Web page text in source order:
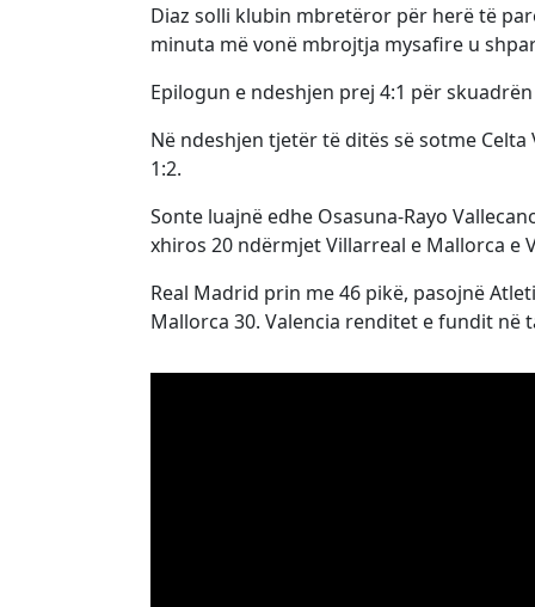
Diaz solli klubin mbretëror për herë të
minuta më vonë mbrojtja mysafire u
Epilogun e ndeshjen prej 4:1 për
Në ndeshjen tjetër të ditës së sotme
1:2.
Sonte luajnë edhe Osasuna-Rayo
xhiros 20 ndërmjet Villarreal e Mallorca e
Real Madrid prin me 46 pikë, pasojnë
Mallorca 30. Valencia renditet e fundit në